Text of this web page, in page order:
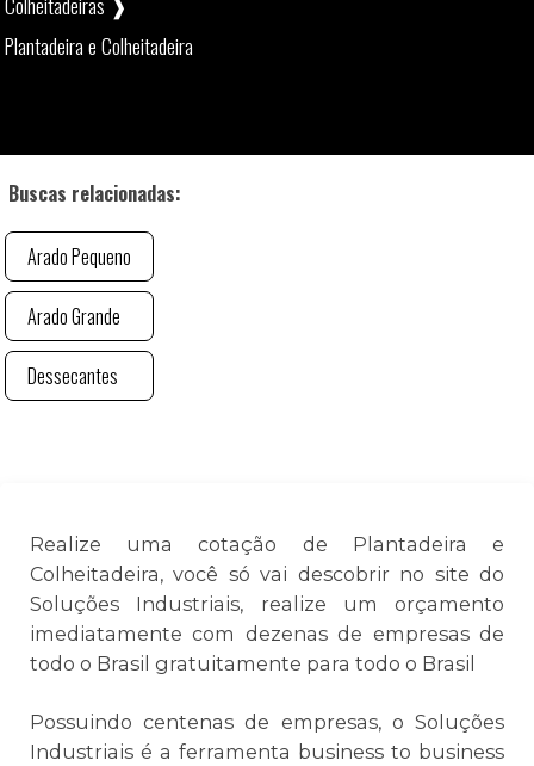
Plantadeira e Colheitadeira
Buscas relacionadas:
Arado Pequeno
Arado Grande
Dessecantes
Realize uma cotação de Plantadeira e
Colheitadeira, você só vai descobrir no site do
Soluções Industriais, realize um orçamento
imediatamente com dezenas de empresas de
todo o Brasil gratuitamente para todo o Brasil
Possuindo centenas de empresas, o Soluções
Industriais é a ferramenta business to business